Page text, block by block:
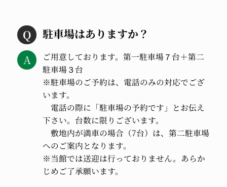
駐車場はありますか？
ご用意しております。第一駐車場７台＋第二
駐車場３台
※駐車場のご予約は、電話のみの対応でござ
います。
電話の際に「駐車場の予約です」とお伝え
下さい。台数に限りございます。
敷地内が満車の場合（7台）は、第二駐車場
へのご案内となります。
※当館では送迎は行っておりません。あらか
じめご了承願います。